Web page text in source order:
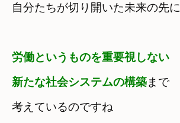
自分たちが切り開いた未来の先に
労働というものを重要視しない
新たな社会システムの構築まで
考えているのですね